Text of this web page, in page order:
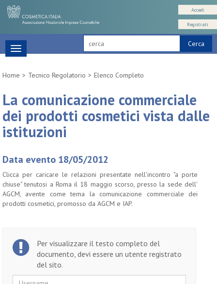
Cerca
Accedi
Registrati
Toggle
navigation
Home
Tecnico Regolatorio Elenco Completo
La comunicazione commerciale
dei prodotti cosmetici vista dalle
istituzioni
Data evento 18/05/2012
Clicca per caricare le relazioni presentate nell'incontro "a porte
chiuse" tenutosi a Roma il 18 maggio scorso, presso la sede dell'
AGCM, avente come tema la comunicazione commerciale dei
prodotti cosmetici, promosso da AGCM e IAP.
Per visualizzare il testo completo del
documento, devi essere un utente registrato
del sito.
Username